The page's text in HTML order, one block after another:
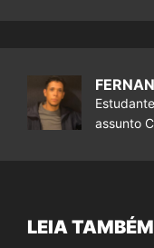
assunto
LEIA TAMBÉM